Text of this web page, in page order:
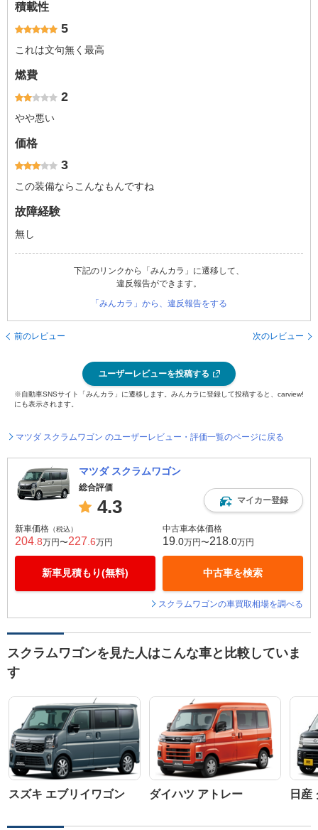
積載性
5
これは文句無く最高
燃費
2
やや悪い
価格
3
この装備ならこんなもんですね
故障経験
無し
下記のリンクから「みんカラ」に遷移して、
違反報告ができます。
「みんカラ」から、違反報告をする
前のレビュー 次のレビュー
ユーザーレビューを投稿する
※自動車SNSサイト「みんカラ」に遷移します。みんカラに登録して投稿すると、carview!
にも表示されます。
マツダ スクラムワゴン のユーザーレビュー・評価一覧のページに戻る
マツダ スクラムワゴン
総合評価
4.3 マイカー登録
新車価格 （税込）
204 .8万円〜227 .6万円
新車見積もり(無料)
中古車本体価格
19 .0万円〜218 .0万円
中古車を検索
スクラムワゴンの車買取相場を調べる
スクラムワゴンを見た人はこんな車と比較していま
す
スズキ エブリイワゴン ダイハツ アトレー 日産